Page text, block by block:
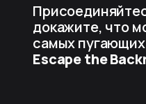
докажите, что
самых
Escape the